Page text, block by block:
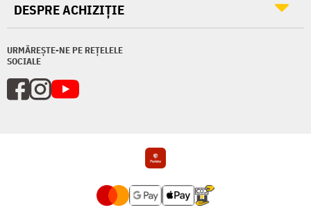
URMĂREȘTE-NE PE REȚELELE
SOCIALE
DESPRE ACHIZIȚIE